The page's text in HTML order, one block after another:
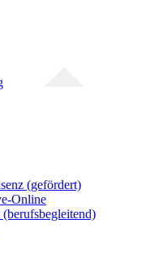
(gefördert)
Online